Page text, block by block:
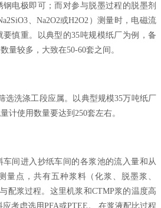
电极即可；而对参与脱墨过程的脱墨剂
、Na2O2或H2O2）测量时，电磁流
慎重。以典型的35吨规模纸厂为例，备
量较多，大致在50-60套之间。
选洗涤工段应属。以典型规模35万吨纸厂
计使用数量要达到250套左右。
间进入抄纸车间的各浆池的流入量和从
量点，共有五种浆料（化浆、脱墨浆、
配浆过程。这里机浆和CTMP浆的温度高
考虑选用PFA或PTEE。 在浆液配比过程